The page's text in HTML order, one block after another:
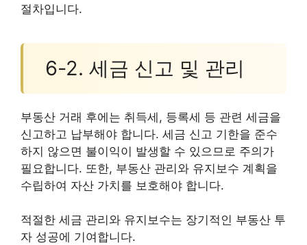
절차입니다.
6-2. 세금 신고 및 관리
부동산 거래 후에는 취득세, 등록세 등 관련 세금을
신고하고 납부해야 합니다. 세금 신고 기한을 준수
하지 않으면 불이익이 발생할 수 있으므로 주의가
필요합니다. 또한, 부동산 관리와 유지보수 계획을
수립하여 자산 가치를 보호해야 합니다.
적절한 세금 관리와 유지보수는 장기적인 부동산 투
자 성공에 기여합니다.